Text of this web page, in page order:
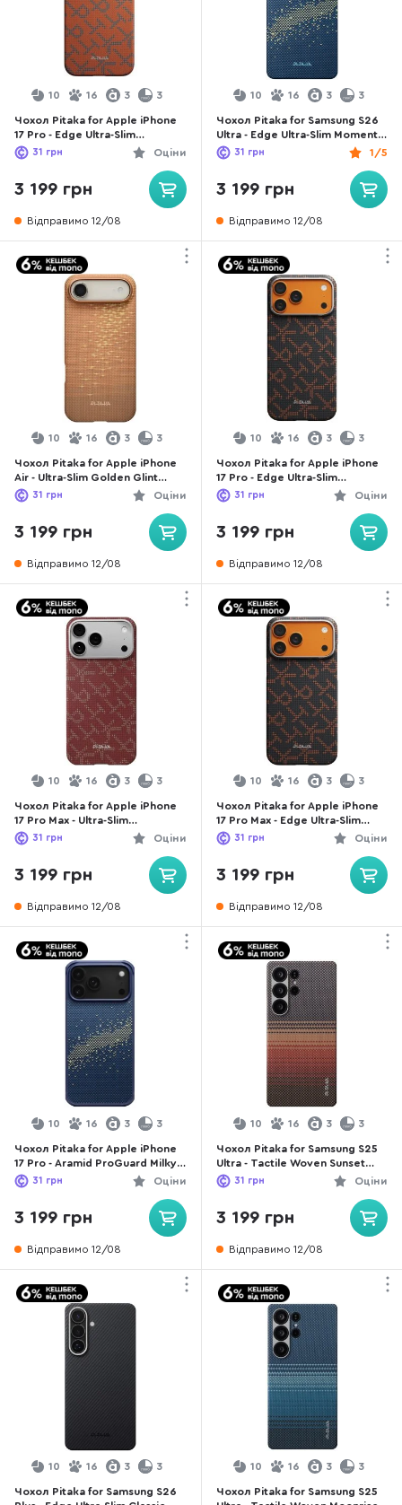
10 16 3 3
Чохол Pitaka for Apple iPhone
17 Pro - Edge Ultra-Slim
Monogram Blue/Orange
(KI1703PTK)
Оціни
31 грн
3 199 грн
Відправимо 12/08
10 16 3 3
Чохол Pitaka for Samsung S26
Ultra - Edge Ultra-Slim Moment
Milky Way Galaxy (KS2605U)
1/5
31 грн
3 199 грн
Відправимо 12/08
10 16 3 3
Чохол Pitaka for Apple iPhone
Air - Ultra-Slim Golden Glint
(KI1703AG)
Оціни
31 грн
3 199 грн
Відправимо 12/08
10 16 3 3
Чохол Pitaka for Apple iPhone
17 Pro - Edge Ultra-Slim
Monogram Black/Orange
(KI1704PTK)
Оціни
31 грн
3 199 грн
Відправимо 12/08
10 16 3 3
Чохол Pitaka for Apple iPhone
17 Pro Max - Ultra-Slim
Monogram Red/Gold
(KI1702PTKP)
Оціни
31 грн
3 199 грн
Відправимо 12/08
10 16 3 3
Чохол Pitaka for Apple iPhone
17 Pro Max - Edge Ultra-Slim
Monogram Black/Orange
(KI1704PTKP)
Оціни
31 грн
3 199 грн
Відправимо 12/08
10 16 3 3
Чохол Pitaka for Apple iPhone
17 Pro - Aramid ProGuard Milky
Way Galaxy (KI1705MGP)
Оціни
31 грн
3 199 грн
Відправимо 12/08
10 16 3 3
Чохол Pitaka for Samsung S25
Ultra - Tactile Woven Sunset
(KS2503U)
Оціни
31 грн
3 199 грн
Відправимо 12/08
10 16 3 3
Чохол Pitaka for Samsung S26
10 16 3 3
Чохол Pitaka for Samsung S25